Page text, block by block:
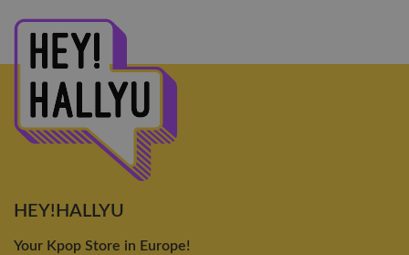
HEY!HALLYU
Your Kpop Store in Europe!